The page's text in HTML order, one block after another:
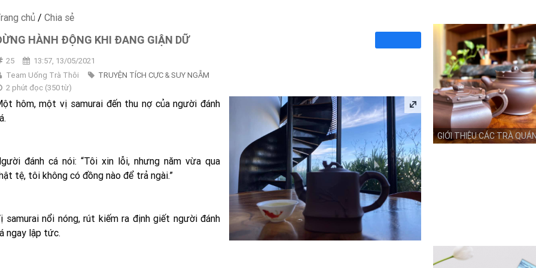
chủ / Chia sẻ
HÀNH ĐỘNG KHI ĐANG GIẬN DỮ
25
13:57, 13/05/2021
Team Uống Trà Thôi
TRUYỆN TÍCH CỰC & SUY NGẪM
2 phút đọc(350từ)
hôm, một vị samurai đến thu nợ của người đánh
đánh cá nói: “Tôi xin lỗi, nhưng năm vừa qua
tệ, tôi không có đồng nào để trả ngài.”
samurai nổi nóng, rút kiếm ra định giết người đánh
ngay lập tức.
GIỚI THIỆU CÁC TRÀ